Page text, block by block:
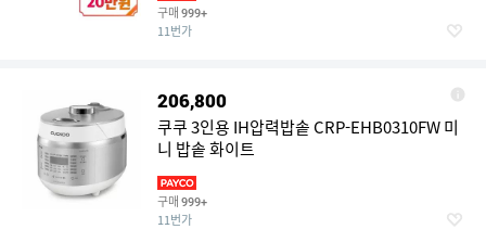
구매 999+
11번가
206,800
쿠쿠 3인용 IH압력밥솥 CRP-EHB0310FW 미
니 밥솥 화이트
구매 999+
11번가